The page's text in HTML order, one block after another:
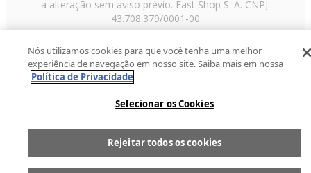
a alteração sem aviso prévio. Fast Shop S. A. CNPJ:
43.708.379/0001-00
Paulo/SP, CEP 02029-001, Telefone: 11 3003-3728 ©
2013 Fast Shop - Todos os direitos reservadosRF
Nós utilizamos cookies para que você tenha uma melhor
experiência de navegação em nosso site. Saiba mais em nossa
Política de Privacidade
Selecionar os Cookies
Rejeitar todos os cookies